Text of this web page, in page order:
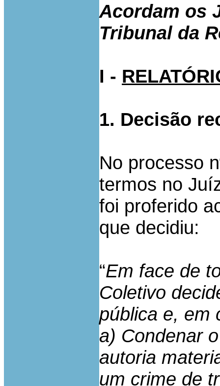
Acordam os
Tribunal da
I -
1. Decisão
No processo
termos no
foi proferido
que decidiu:
“Em face de
Coletivo
pública e, em
a) Condenar
autoria
um crime de